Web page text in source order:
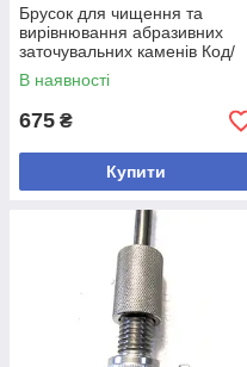
Брусок для чищення та
вирівнювання абразивних
заточувальних каменів Код/
Артикул
В наявності
675 ₴
Купити